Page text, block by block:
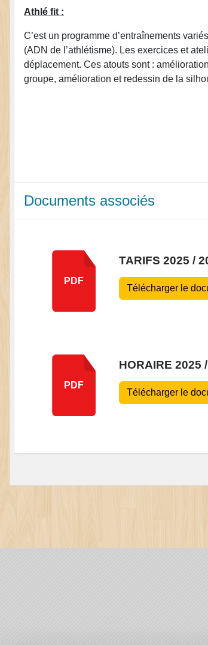
Athlé fit :
C’est un programme d’entraînements
(ADN de l’athlétisme). Les exercices et
déplacement. Ces atouts sont :
groupe, amélioration et redessin de la
Documents associés
PDF
TARIFS 2025 /
Télécharger le
PDF
HORAIRE 2025
Télécharger le